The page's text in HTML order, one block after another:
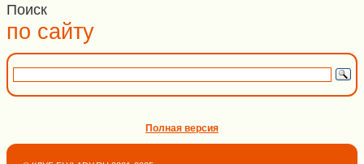
Поиск
по сайту
Полная версия